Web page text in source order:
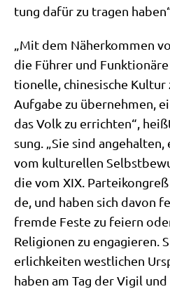
tung dafür zu tra­gen
„Mit dem Näher­kom­men
die Füh­rer und
tio­nel­le, chi­ne­si­sche
Auf­ga­be zu über­neh­men,
das Volk zu errich­ten“,
sung. „Sie sind
vom kul­tu­rel­len
die vom XIX.
de, und haben sich davon
frem­de Feste zu fei­ern
Reli­gio­nen zu enga­gie­ren.
er­lich­kei­ten west­li­chen
haben am Tag der Vigil